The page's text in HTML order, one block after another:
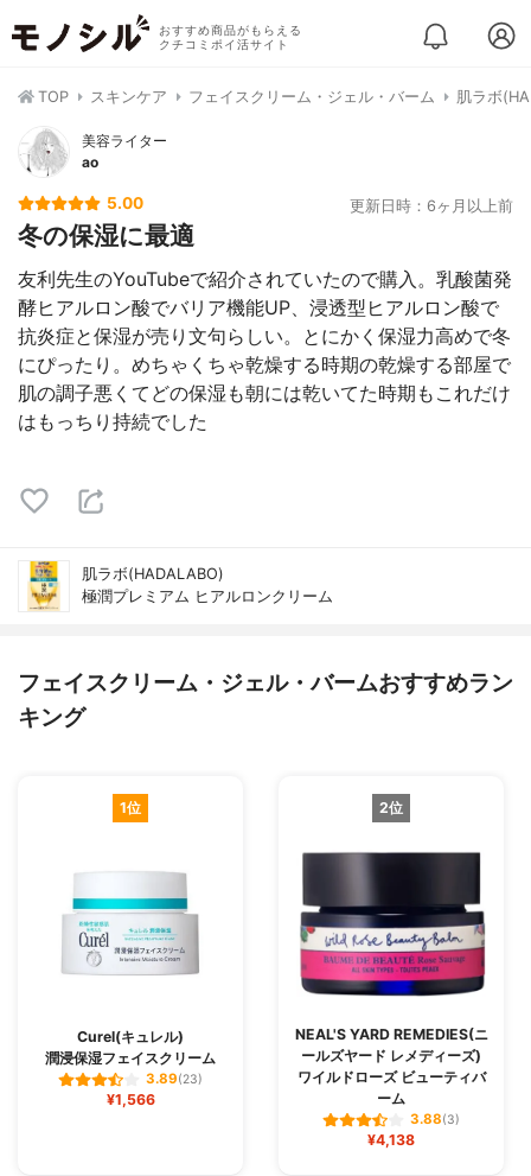
おすすめ商品がもらえる
クチコミポイ活サイト
TOP スキンケア フェイスクリーム・ジェル・バーム 肌ラボ
美容ライター
ao
5.00 更新日時：6ヶ月以上前
冬の保湿に最適
友利先生のYouTubeで紹介されていたので購入。乳酸菌発
酵ヒアルロン酸でバリア機能UP、浸透型ヒアルロン酸で
抗炎症と保湿が売り文句らしい。とにかく保湿力高めで冬
にぴったり。めちゃくちゃ乾燥する時期の乾燥する部屋で
肌の調子悪くてどの保湿も朝には乾いてた時期もこれだけ
はもっちり持続でした
肌ラボ(HADALABO)
極潤プレミアム ヒアルロンクリーム
フェイスクリーム・ジェル・バームおすすめラン
キング
1位
Curel(キュレル)
潤浸保湿フェイスクリーム
3.89(23)
¥1,566
2位
NEAL'S YARD REMEDIES(ニ
ールズヤード レメディーズ)
ワイルドローズ ビューティバ
ーム
3.88(3)
¥4,138